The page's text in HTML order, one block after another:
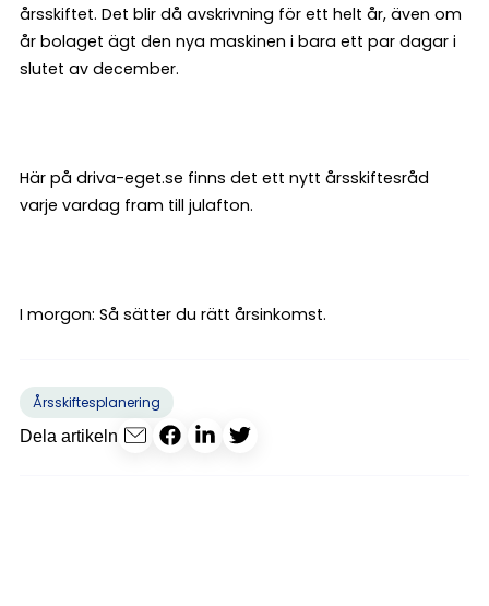
årsskiftet. Det blir då avskrivning för ett helt år, även om
år bolaget ägt den nya maskinen i bara ett par dagar i
slutet av december.
Här på driva-eget.se finns det ett nytt årsskiftesråd
varje vardag fram till julafton.
I morgon: Så sätter du rätt årsinkomst.
Årsskiftesplanering
Dela artikeln